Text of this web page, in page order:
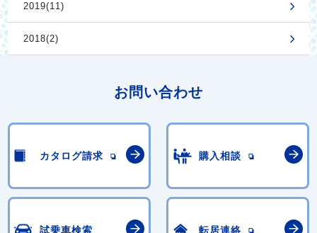
2019(11)
2018(2)
お問い合わせ
カタログ請求 購入相談
試乗車検索 転居連絡